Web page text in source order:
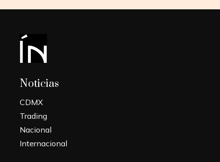
Noticias
CDMX
Trading
Nacional
Internacional